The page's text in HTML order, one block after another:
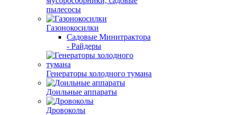
пылесосы
Газонокосилки
Садовые Минитрактора
- Райдеры
Генераторы холодного тумана
Доильные аппараты
Дровоколы